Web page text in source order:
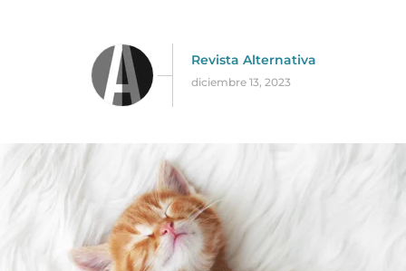
Revista Alternativa
diciembre 13, 2023